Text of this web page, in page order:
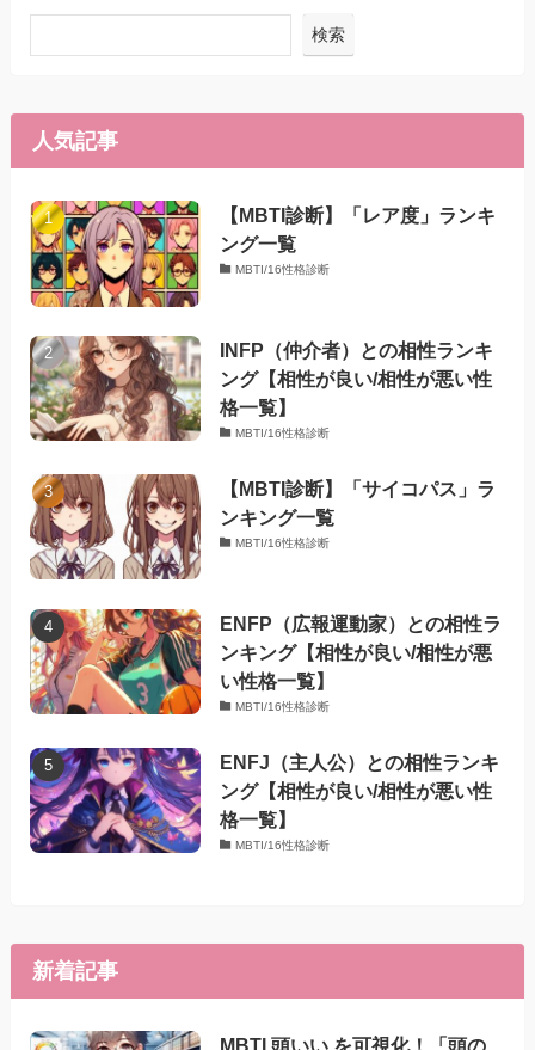
検索
人気記事
【MBTI診断】「レア度」ランキ
ング一覧
MBTI/16性格診断
INFP（仲介者）との相性ランキ
ング【相性が良い/相性が悪い性
格一覧】
MBTI/16性格診断
【MBTI診断】「サイコパス」ラ
ンキング一覧
MBTI/16性格診断
ENFP（広報運動家）との相性ラ
ンキング【相性が良い/相性が悪
い性格一覧】
MBTI/16性格診断
ENFJ（主人公）との相性ランキ
ング【相性が良い/相性が悪い性
格一覧】
MBTI/16性格診断
新着記事
MBTI 頭いい を可視化！「頭の